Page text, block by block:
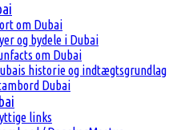
om Dubai
og bydele i Dubai
om Dubai
historie og indtægtsgrundlag
Dubai
links